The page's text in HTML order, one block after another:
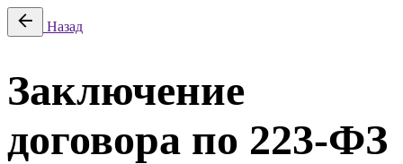
Назад
Заключение
договора по 223-ФЗ